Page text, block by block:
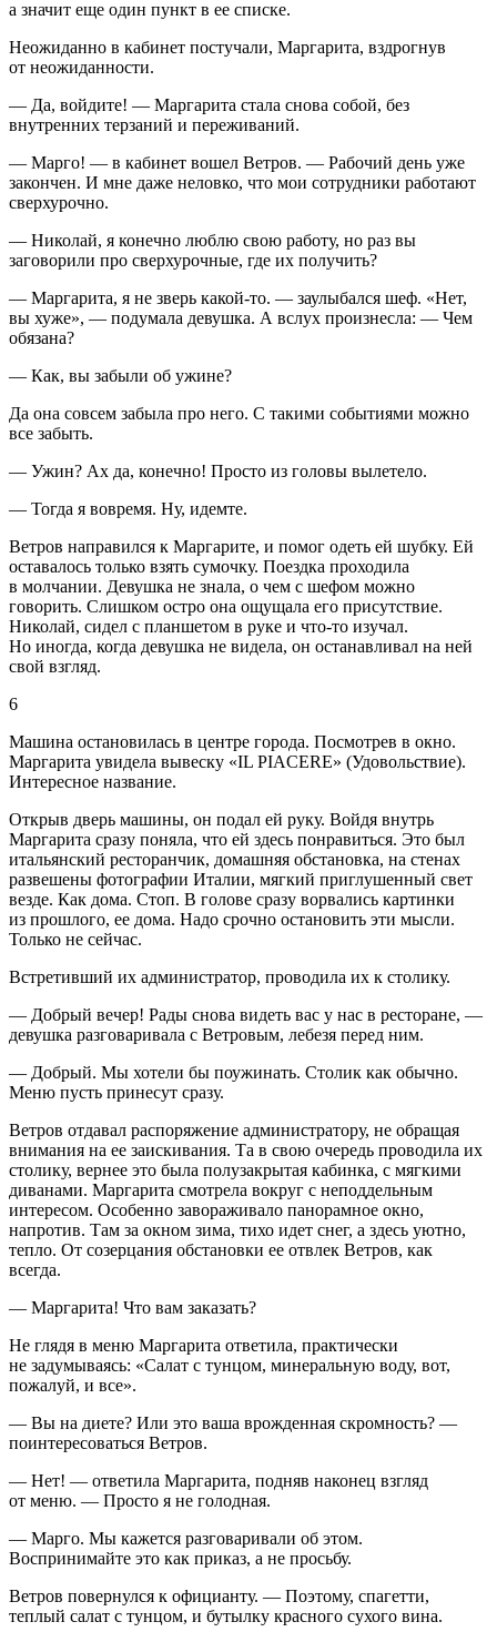
а значит еще один пункт в ее списке.
Неожиданно в кабинет постучали, Маргарита, вздрогнув
от неожиданности.
— Да, войдите! — Маргарита стала снова собой, без
внутренних терзаний и переживаний.
— Марго! — в кабинет вошел Ветров. — Рабочий день уже
закончен. И мне даже неловко, что мои сотрудники работают
сверхурочно.
— Николай, я конечно люблю свою работу, но раз вы
заговорили про сверхурочные, где их получить?
— Маргарита, я не зверь какой-то. — заулыбался шеф. «Нет,
вы хуже», — подумала девушка. А вслух произнесла: — Чем
обязана?
— Как, вы забыли об ужине?
Да она совсем забыла про него. С такими событиями можно
все забыть.
— Ужин? Ах да, конечно! Просто из головы вылетело.
— Тогда я вовремя. Ну, идемте.
Ветров направился к Маргарите, и помог одеть ей шубку. Ей
оставалось только взять сумочку. Поездка проходила
в молчании. Девушка не знала, о чем с шефом можно
говорить. Слишком остро она ощущала его присутствие.
Николай, сидел с планшетом в руке и что-то изучал.
Но иногда, когда девушка не видела, он останавливал на ней
свой взгляд.
6
Машина остановилась в центре города. Посмотрев в окно.
Маргарита увидела вывеску «IL PIACERE» (Удовольствие).
Интересное название.
Открыв дверь машины, он подал ей руку. Войдя внутрь
Маргарита сразу поняла, что ей здесь понравиться. Это был
итальянский ресторанчик, домашняя обстановка, на стенах
развешены фотографии Италии, мягкий приглушенный свет
везде. Как дома. Стоп. В голове сразу ворвались картинки
из прошлого, ее дома. Надо срочно остановить эти мысли.
Только не сейчас.
Встретивший их администратор, проводила их к столику.
— Добрый вечер! Рады снова видеть вас у нас в ресторане, —
девушка разговаривала с Ветровым, лебезя перед ним.
— Добрый. Мы хотели бы поужинать. Столик как обычно.
Меню пусть принесут сразу.
Ветров отдавал распоряжение администратору, не обращая
внимания на ее заискивания. Та в свою очередь проводила их
столику, вернее это была полузакрытая кабинка, с мягкими
диванами. Маргарита смотрела вокруг с неподдельным
интересом. Особенно завораживало панорамное окно,
напротив. Там за окном зима, тихо идет снег, а здесь уютно,
тепло. От созерцания обстановки ее отвлек Ветров, как
всегда.
— Маргарита! Что вам заказать?
Не глядя в меню Маргарита ответила, практически
не задумываясь: «Салат с тунцом, минеральную воду, вот,
пожалуй, и все».
— Вы на диете? Или это ваша врожденная скромность? —
поинтересоваться Ветров.
— Нет! — ответила Маргарита, подняв наконец взгляд
от меню. — Просто я не голодная.
— Марго. Мы кажется разговаривали об этом.
Воспринимайте это как приказ, а не просьбу.
Ветров повернулся к официанту. — Поэтому, спагетти,
теплый салат с тунцом, и бутылку красного сухого вина.